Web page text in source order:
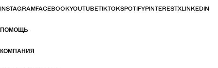
INSTAGRAMFACEBOOKYOUTUBETIKTOKSPOTIFYPINTERESTXLINKEDIN
ПОМОЩЬ
КОМПАНИЯ